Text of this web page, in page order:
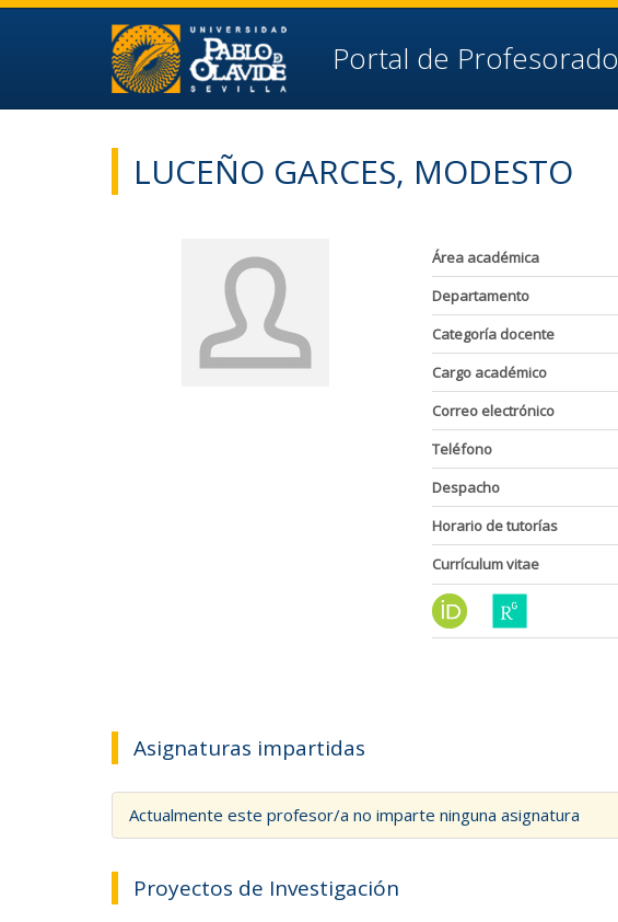
Ir al contenido principal de la página (alt + s)
Ir a la cabecera de la página (alt + c)
Ir al pie de la página (alt + p)
Ir al menú principal (alt + u)
Portal de Profesorado
LUCEÑO GARCES, MODESTO
Área académica
Departamento
Categoría docente
Cargo académico
Correo electrónico
Teléfono
Despacho
Horario de tutorías
Currículum vitae
Asignaturas impartidas
Actualmente este profesor/a no imparte ninguna asignatura
Proyectos de Investigación